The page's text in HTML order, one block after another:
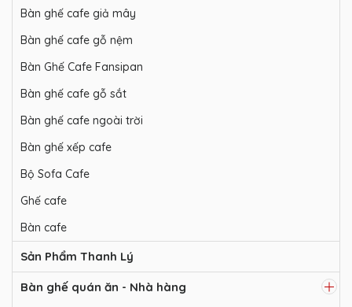
Bàn ghế cafe giả mây
Bàn ghế cafe gỗ nệm
Bàn Ghế Cafe Fansipan
Bàn ghế cafe gỗ sắt
Bàn ghế cafe ngoài trời
Bàn ghế xếp cafe
Bộ Sofa Cafe
Ghế cafe
Bàn cafe
Sản Phẩm Thanh Lý
Bàn ghế quán ăn - Nhà hàng